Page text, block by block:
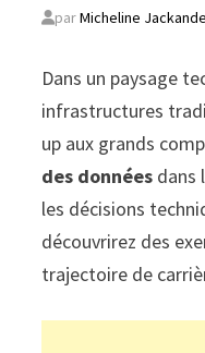
parMicheline Jackande
Dans un paysage
infrastructures
up aux grands
des données dans
les décisions
découvrirez des
trajectoire de